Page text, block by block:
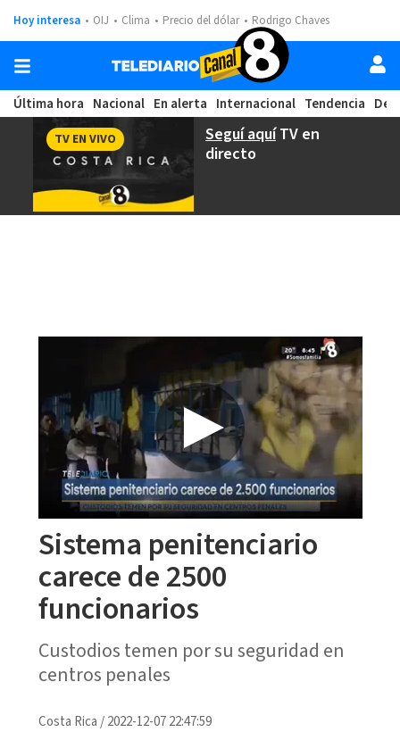
Hoy interesa OIJ Clima Precio del dólar Rodrigo Chaves
Última hora Nacional En alerta Internacional Tendencia
Seguí aquíTV en
directo
TV EN VIVO
Sistema penitenciario
carece de 2500
funcionarios
Custodios temen por su seguridad en
centros penales
Costa Rica /2022-12-07 22:47:59